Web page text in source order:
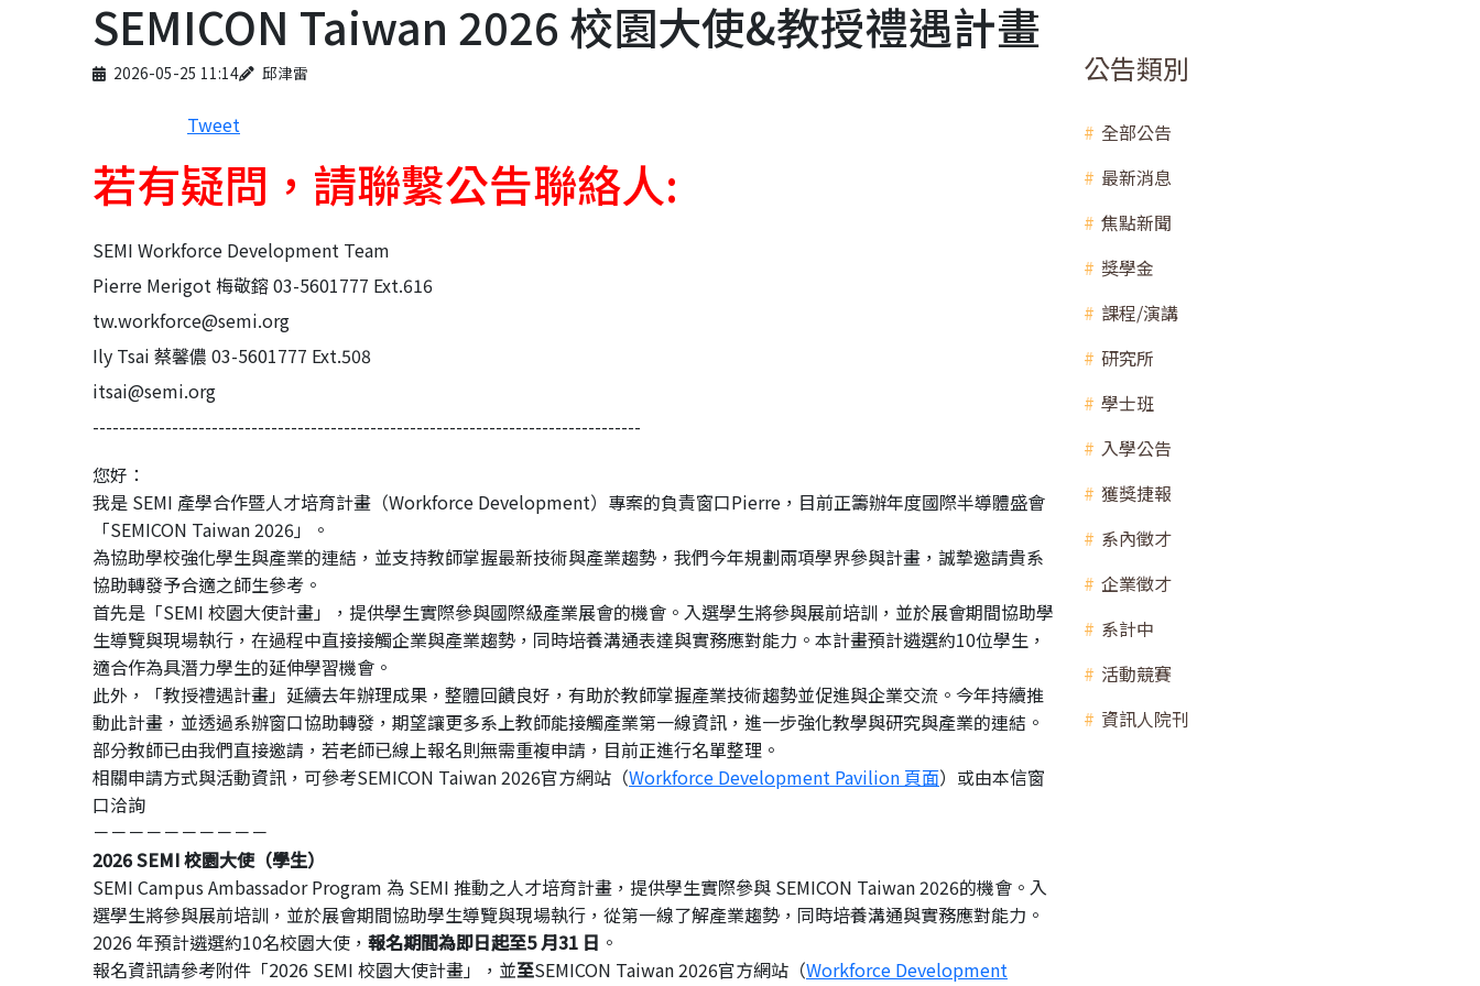
SEMICON Taiwan 2026 校園大使&教授禮遇計畫
Published on
2026-05-25 11:14
Author 邱津雷
Tweet
若有疑問，請聯繫公告聯絡人:
SEMI Workforce Development Team
Pierre Merigot 梅敬鎔 03-5601777 Ext.616
tw.workforce@semi.org
Ily Tsai 蔡馨儂 03-5601777 Ext.508
itsai@semi.org
-----------------------------------------------------------------------------------
您好：
我是 SEMI 產學合作暨人才培育計畫（Workforce Development）專案的負責窗口Pierre， 目前正籌辦年度國際半導體盛會
「SEMICON Taiwan 2026」。
為協助學校強化學生與產業的連結， 並支持教師掌握最新技術與產業趨勢， 我們今年規劃兩項學界參與計畫， 誠摯邀請貴系
協助轉發予合適之師生參考。
首先是「SEMI 校園大使計畫」，提供學生實際參與國際級產業展會的機會。 入選學生將參與展前培訓，並於展會期間協助學
生導覽與現場執行， 在過程中直接接觸企業與產業趨勢， 同時培養溝通表達與實務應對能力。本計畫預計遴選約10位學生，
適合作為具潛力學生的延伸學習機會。
此外，「教授禮遇計畫」延續去年辦理成果，整體回饋良好， 有助於教師掌握產業技術趨勢並促進與企業交流。 今年持續推
動此計畫，並透過系辦窗口協助轉發， 期望讓更多系上教師能接觸產業第一線資訊， 進一步強化教學與研究與產業的連結。
部分教師已由我們直接邀請， 若老師已線上報名則無需重複申請，目前正進行名單整理。
相關申請方式與活動資訊，可參考SEMICON Taiwan 2026官方網站（Workforce Development Pavilion 頁面）或由本信窗
口洽詢
－－－－－－－－－－
2026 SEMI 校園大使（學生）
SEMI Campus Ambassador Program 為 SEMI 推動之人才培育計畫，提供學生實際參與 SEMICON Taiwan 2026的機會。入
選學生將參與展前培訓， 並於展會期間協助學生導覽與現場執行，從第一線了解產業趨勢， 同時培養溝通與實務應對能力。
2026 年預計遴選約10名校園大使， 報名期間為即日起至5 月31 日 。
報名資訊請參考附件「2026 SEMI 校園大使計畫」，並至SEMICON Taiwan 2026官方網站（Workforce Development
公告類別
全部公告
最新消息
焦點新聞
獎學金
課程/演講
研究所
學士班
入學公告
獲獎捷報
系內徵才
企業徵才
系計中
活動競賽
資訊人院刊